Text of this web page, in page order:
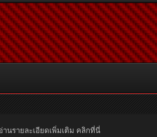
านรายละเอียดเพิ่มเติม คลิกที่นี่